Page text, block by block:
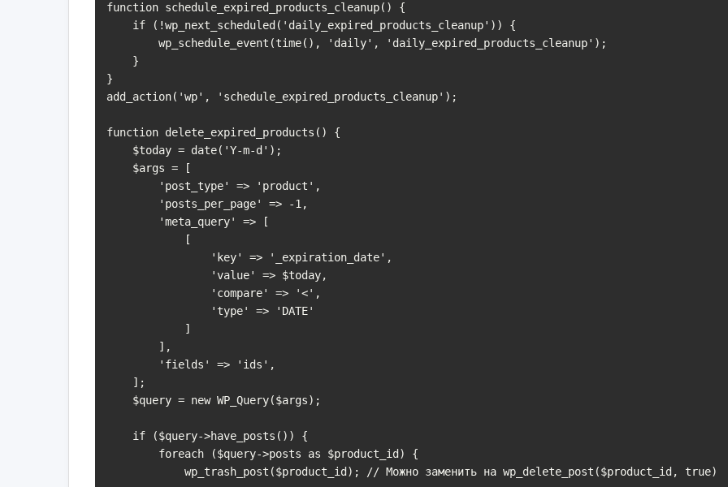
function schedule_expired_products_cleanup() {
}
add_action('wp', 'schedule_expired_products_cleanup');
function delete_expired_products() {